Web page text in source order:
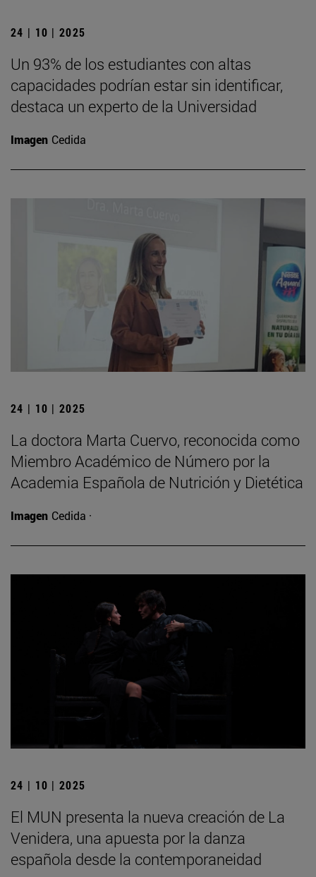
24 | 10 | 2025
Un 93% de los estudiantes con altas
capacidades podrían estar sin identificar,
destaca un experto de la Universidad
Imagen Cedida
24 | 10 | 2025
La doctora Marta Cuervo, reconocida como
Miembro Académico de Número por la
Academia Española de Nutrición y Dietética
Imagen Cedida ·
24 | 10 | 2025
El MUN presenta la nueva creación de La
Venidera, una apuesta por la danza
española desde la contemporaneidad